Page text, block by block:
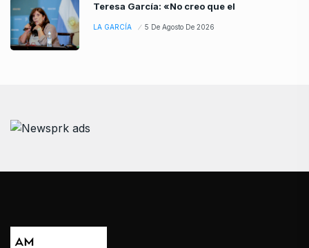
Teresa García: «No creo que el
LA GARCÍA 5 De Agosto De 2026